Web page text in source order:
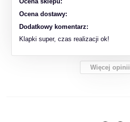
Ocena dostawy:
Dodatkowy komentarz:
Klapki super, czas realizacji ok!
Więcej opinii